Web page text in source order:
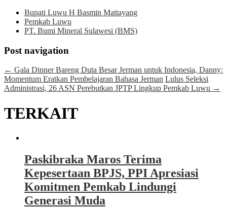
Bupati Luwu H Basmin Mattayang
Pemkab Luwu
PT. Bumi Mineral Sulawesi (BMS)
Post navigation
← Gala Dinner Bareng Duta Besar Jerman untuk Indonesia, Danny:
Momentum Eratkan Pembelajaran Bahasa Jerman Lulus Seleksi
Administrasi, 26 ASN Perebutkan JPTP Lingkup Pemkab Luwu →
TERKAIT
Paskibraka Maros Terima
Kepesertaan BPJS, PPI Apresiasi
Komitmen Pemkab Lindungi
Generasi Muda